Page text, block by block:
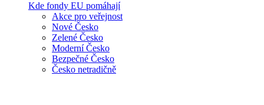
Kde fondy EU pomáhají
Akce pro veřejnost
Nové Česko
Zelené Česko
Moderní Česko
Bezpečné Česko
Česko netradičně